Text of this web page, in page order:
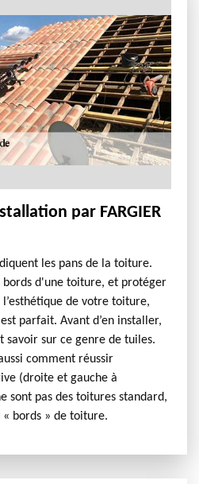
par FARGIER
les pans de la toiture.
bords d'une toiture, et protéger
de votre toiture,
parfait. Avant d’en installer,
savoir sur ce genre de tuiles.
comment réussir
(droite et gauche à
sont pas des toitures standard,
bords » de toiture.